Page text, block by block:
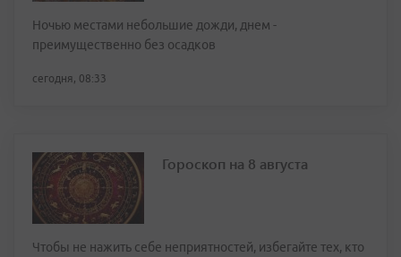
Ночью местами небольшие дожди, днем -
преимущественно без осадков
сегодня, 08:33
Гороскоп на 8 августа
Чтобы не нажить себе неприятностей, избегайте тех, кто